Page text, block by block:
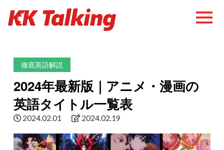
徹底英語解説
2024年最新版｜アニメ・漫画の
英語タイトル一覧表
2024.02.01 2024.02.19